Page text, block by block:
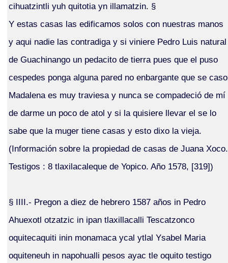
cihuatzintli yuh quitotia yn illamatzin. §
Y estas casas las edificamos solos con nuestras manos
y aqui nadie las contradiga y si viniere Pedro Luis natural
de Guachinango un pedacito de tierra pues que el puso
cespedes ponga alguna pared no enbargante que se caso
Madalena es muy traviesa y nunca se compadeció de mí
de darme un poco de atol y si la quisiere llevar el se lo
sabe que la muger tiene casas y esto dixo la vieja.
(Información sobre la propiedad de casas de Juana Xoco.
Testigos : 8 tlaxilacaleque de Yopico. Año 1578, [319])
§ IIII.- Pregon a diez de hebrero 1587 años in Pedro
Ahuexotl otzatzic in ipan tlaxillacalli Tescatzonco
oquitecaquiti inin monamaca ycal ytlal Ysabel Maria
oquiteneuh in napohualli pesos ayac tle oquito testigo